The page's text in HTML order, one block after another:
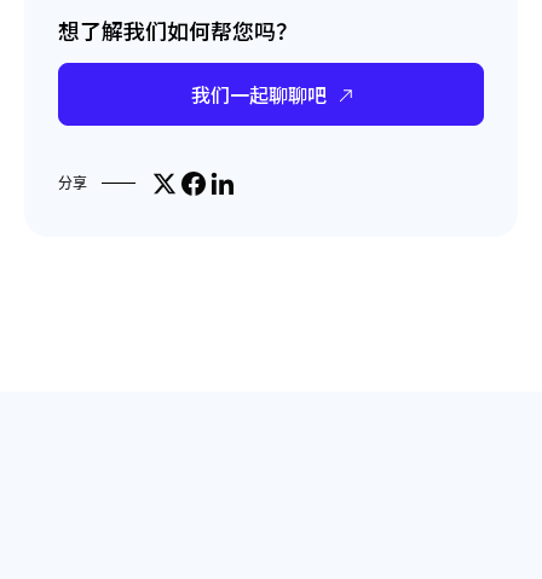
想了解我们如何帮您吗？
我们一起聊聊吧
分享 Share on X
分享到Facebook
分享到LinkedIn